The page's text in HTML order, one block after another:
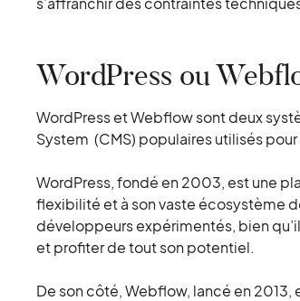
WordPress ou
WordPress et Webflow sont deux
System (CMS) populaires utilisés
WordPress, fondé en 2003, est une
flexibilité et à son vaste écosystème
développeurs expérimentés, bien
et profiter de tout son potentiel.
De son côté, Webflow, lancé en 2013,